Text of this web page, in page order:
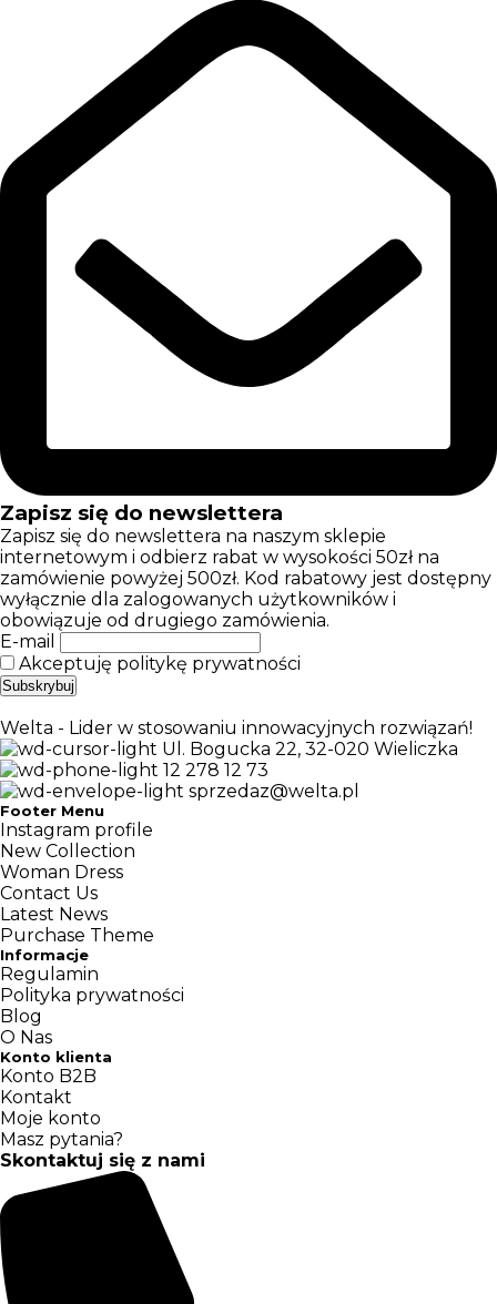
Zapisz się do newslettera
Zapisz się do newslettera na naszym sklepie
internetowym i odbierz rabat w wysokości 50zł na
zamówienie powyżej 500zł. Kod rabatowy jest dostępny
wyłącznie dla zalogowanych użytkowników i
obowiązuje od drugiego zamówienia.
E-mail
Akceptuję politykę prywatności
Welta - Lider w stosowaniu innowacyjnych rozwiązań!
Ul. Bogucka 22, 32-020 Wieliczka
12 278 12 73
sprzedaz@welta.pl
Footer Menu
Instagram profile
New Collection
Woman Dress
Contact Us
Latest News
Purchase Theme
Informacje
Regulamin
Polityka prywatności
Blog
O Nas
Konto klienta
Konto B2B
Kontakt
Moje konto
Masz pytania?
Skontaktuj się z nami